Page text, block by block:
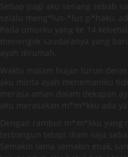
Setiap pagi aku senang sebab
selalu meng*lus-*lus p*haku,
Pada umurku yang ke 14
menengok saudaranya yang
ayah dirumah.
Waktu malam hujan turun
aku minta ayah menemaniku
merasa aman dalam dekapan
aku merasakan m*m*kku ada
Dengan rambut m*m*kku yang
terbangun tetapi diam saja
Semakin lama semakin enak,